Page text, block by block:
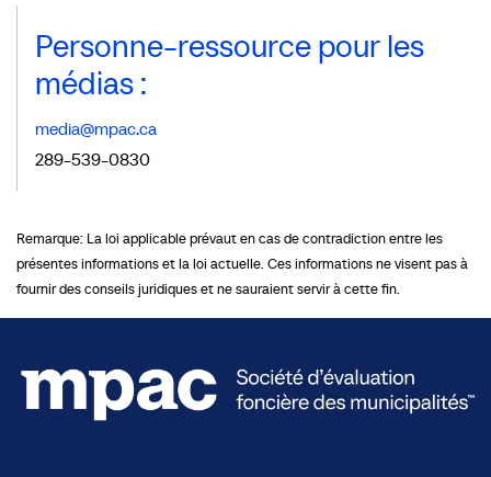
Personne-ressource pour les
médias :
media@mpac.ca
289-539-0830
Remarque: La loi applicable prévaut en cas de contradiction entre les
présentes informations et la loi actuelle. Ces informations ne visent pas à
fournir des conseils juridiques et ne sauraient servir à cette fin.